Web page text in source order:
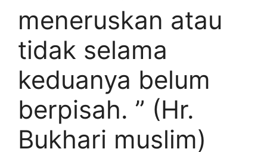
meneruskan atau
tidak selama
keduanya belum
berpisah. ” (Hr.
Bukhari muslim)